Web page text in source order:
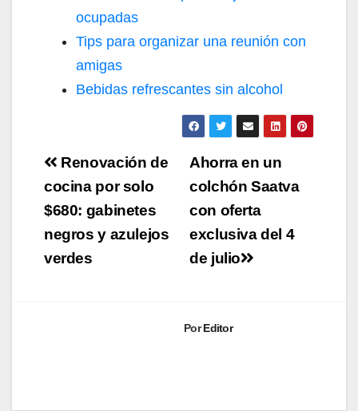
ocupadas
Tips para organizar una reunión con
amigas
Bebidas refrescantes sin alcohol
Navegación
de
entradas
Ahorra en un
colchón Saatva
con oferta
exclusiva del 4
de julio
Renovación de
cocina por solo
$680: gabinetes
negros y azulejos
verdes
PorEditor